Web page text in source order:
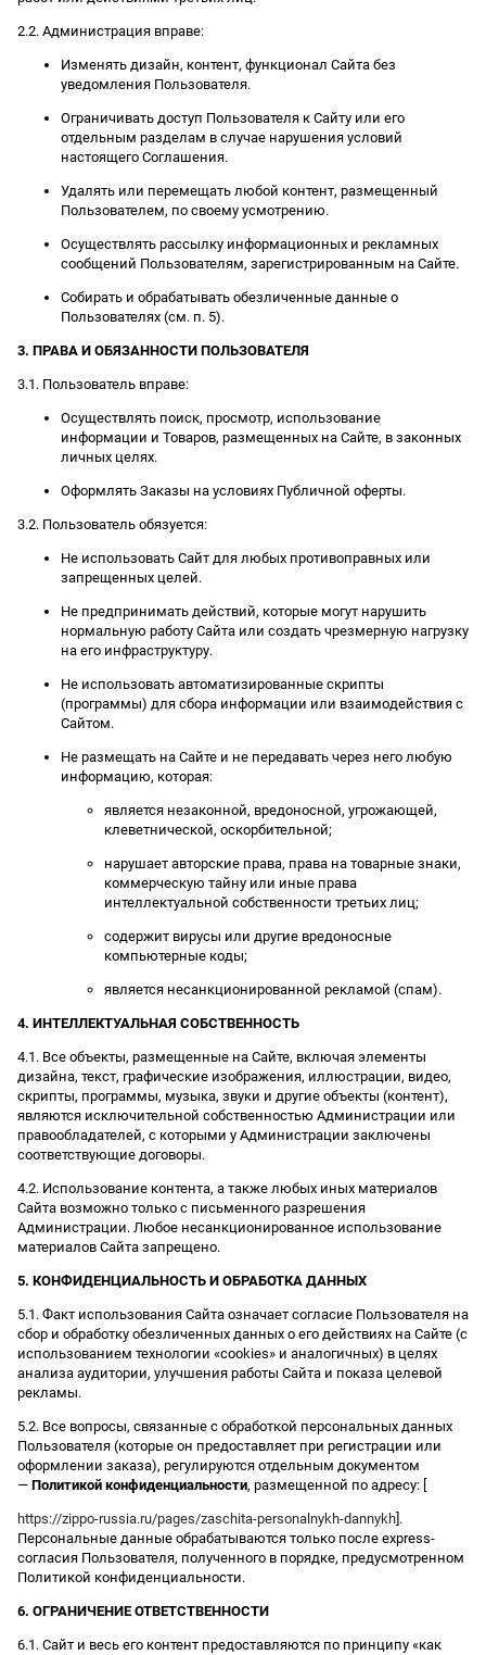
2.2. Администрация вправе:
Изменять дизайн, контент, функционал Сайта без
уведомления Пользователя.
Ограничивать доступ Пользователя к Сайту или его
отдельным разделам в случае нарушения условий
настоящего Соглашения.
Удалять или перемещать любой контент, размещенный
Пользователем, по своему усмотрению.
Осуществлять рассылку информационных и рекламных
сообщений Пользователям, зарегистрированным на Сайте.
Собирать и обрабатывать обезличенные данные о
Пользователях (см. п. 5).
3. ПРАВА И ОБЯЗАННОСТИ ПОЛЬЗОВАТЕЛЯ
3.1. Пользователь вправе:
Осуществлять поиск, просмотр, использование
информации и Товаров, размещенных на Сайте, в законных
личных целях.
Оформлять Заказы на условиях Публичной оферты.
3.2. Пользователь обязуется:
Не использовать Сайт для любых противоправных или
запрещенных целей.
Не предпринимать действий, которые могут нарушить
нормальную работу Сайта или создать чрезмерную нагрузку
на его инфраструктуру.
Не использовать автоматизированные скрипты
(программы) для сбора информации или взаимодействия с
Сайтом.
Не размещать на Сайте и не передавать через него любую
информацию, которая:
является незаконной, вредоносной, угрожающей,
клеветнической, оскорбительной;
нарушает авторские права, права на товарные знаки,
коммерческую тайну или иные права
интеллектуальной собственности третьих лиц;
содержит вирусы или другие вредоносные
компьютерные коды;
является несанкционированной рекламой (спам).
4. ИНТЕЛЛЕКТУАЛЬНАЯ СОБСТВЕННОСТЬ
4.1. Все объекты, размещенные на Сайте, включая элементы
дизайна, текст, графические изображения, иллюстрации, видео,
скрипты, программы, музыка, звуки и другие объекты (контент),
являются исключительной собственностью Администрации или
правообладателей, с которыми у Администрации заключены
соответствующие договоры.
4.2. Использование контента, а также любых иных материалов
Сайта возможно только с письменного разрешения
Администрации. Любое несанкционированное использование
материалов Сайта запрещено.
5. КОНФИДЕНЦИАЛЬНОСТЬ И ОБРАБОТКА ДАННЫХ
5.1. Факт использования Сайта означает согласие Пользователя на
сбор и обработку обезличенных данных о его действиях на Сайте (с
использованием технологии «cookies» и аналогичных) в целях
анализа аудитории, улучшения работы Сайта и показа целевой
рекламы.
5.2. Все вопросы, связанные с обработкой персональных данных
Пользователя (которые он предоставляет при регистрации или
оформлении заказа), регулируются отдельным документом
— Политикой конфиденциальности, размещенной по адресу: [
https://zippo-russia.ru/pages/zaschita-personalnykh-dannykh ].
Персональные данные обрабатываются только после express-
согласия Пользователя, полученного в порядке, предусмотренном
Политикой конфиденциальности.
6. ОГРАНИЧЕНИЕ ОТВЕТСТВЕННОСТИ
6.1. Сайт и весь его контент предоставляются по принципу «как